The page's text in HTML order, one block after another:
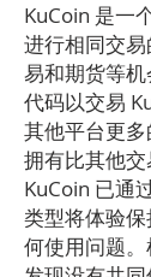
KuCoin 是一
进行相同交
易和期货等
代码以交易
其他平台更多
拥有比其他交
KuCoin 已通
类型将体验
何使用问题。